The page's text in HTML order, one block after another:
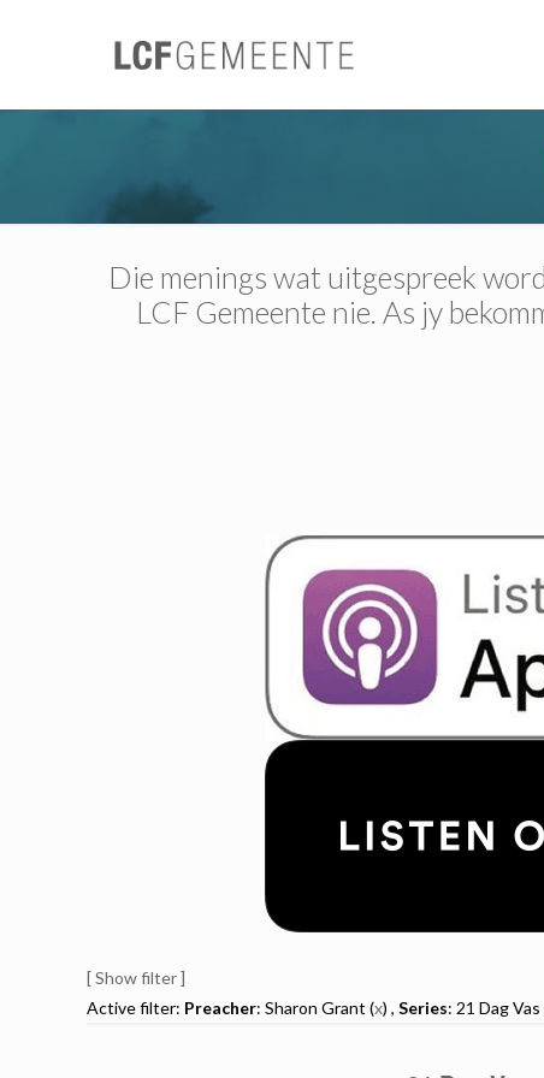
Die menings wat uitgespreek
LCF Gemeente nie. As jy
[ Show filter ]
Active filter: Preacher: Sharon Grant (x) , Series: 21 Dag